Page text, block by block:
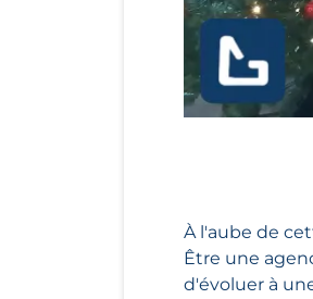
À l'aube de
Être une
d'évoluer à